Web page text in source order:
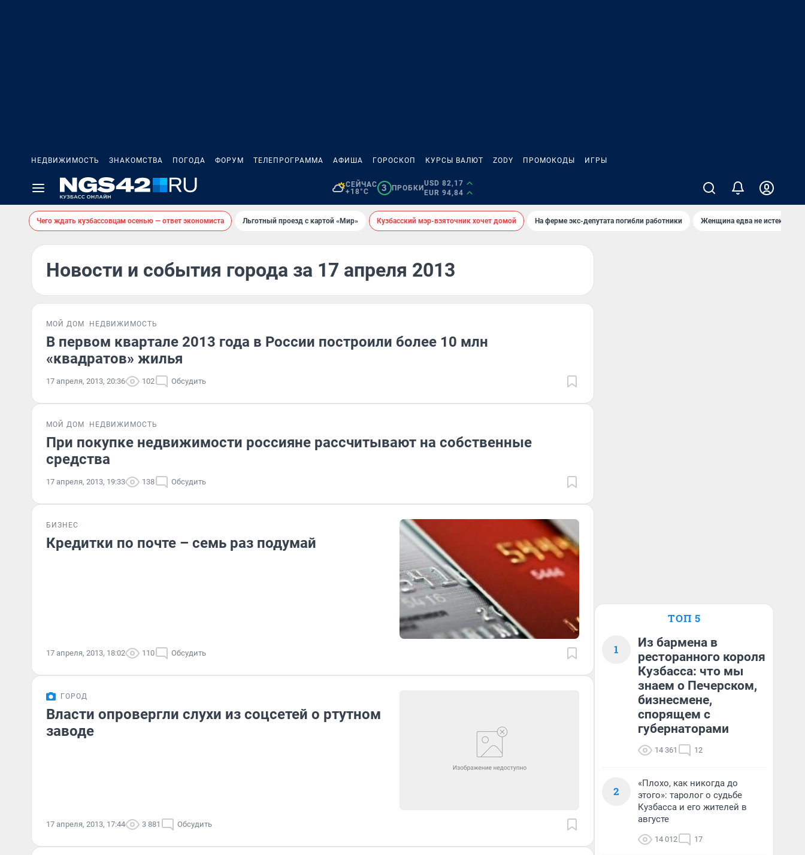
НЕДВИЖИМОСТЬ ЗНАКОМСТВА ПОГОДА ФОРУМ ТЕЛЕПРОГРАММА АФИША ГОРОСКОП КУРСЫ ВАЛЮТ ZODY ПРОМОКОДЫ ИГРЫ
СЕЙЧАС
+18°C
3 ПРОБКИ
USD 82,17
EUR 94,84
Чего ждать кузбассовцам осенью — ответ экономиста Льготный проезд с картой «Мир» Кузбасский мэр-взяточник хочет домой На ферме экс-депутата погибли работники Женщина едва не истекла
Новости и события города за 17 апреля 2013
МОЙ ДОМ НЕДВИЖИМОСТЬ
В первом квартале 2013 года в России построили более 10 млн
«квадратов» жилья
17 апреля, 2013, 20:36 102 Обсудить
МОЙ ДОМ НЕДВИЖИМОСТЬ
При покупке недвижимости россияне рассчитывают на собственные
средства
17 апреля, 2013, 19:33 138 Обсудить
БИЗНЕС
Кредитки по почте – семь раз подумай
17 апреля, 2013, 18:02 110 Обсудить
ГОРОД
Власти опровергли слухи из соцсетей о ртутном
заводе
17 апреля, 2013, 17:44 3 881 Обсудить
ТОП 5
1
Из бармена в
ресторанного короля
Кузбасса: что мы
знаем о Печерском,
бизнесмене,
спорящем с
губернаторами
14 361 12
2
«Плохо, как никогда до
этого»: таролог о судьбе
Кузбасса и его жителей в
августе
14 012 17